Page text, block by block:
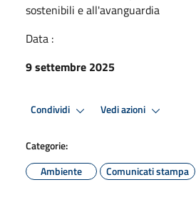
sostenibili e all'avanguardia
Data :
9 settembre 2025
Condividi Vedi azioni
Categorie:
Ambiente
Comunicati stampa